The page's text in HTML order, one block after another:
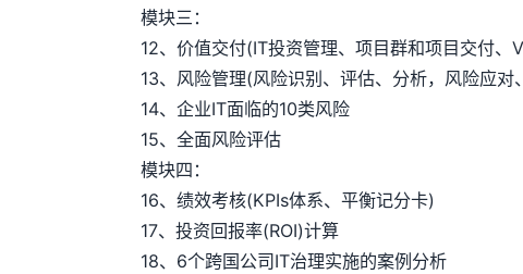
模块三：
12、价值交付(IT投资管理、项目群和项目交付、
13、风险管理(风险识别、评估、分析，风险应对
14、企业IT面临的10类风险
15、全面风险评估
模块四：
16、绩效考核(KPIs体系、平衡记分卡)
17、投资回报率(ROI)计算
18、6个跨国公司IT治理实施的案例分析